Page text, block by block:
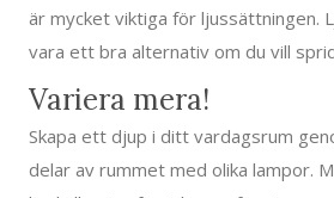
är mycket viktiga för ljussättningen.
vara ett bra alternativ om du vill
Variera mera!
Skapa ett djup i ditt vardagsrum
delar av rummet med olika lampor.